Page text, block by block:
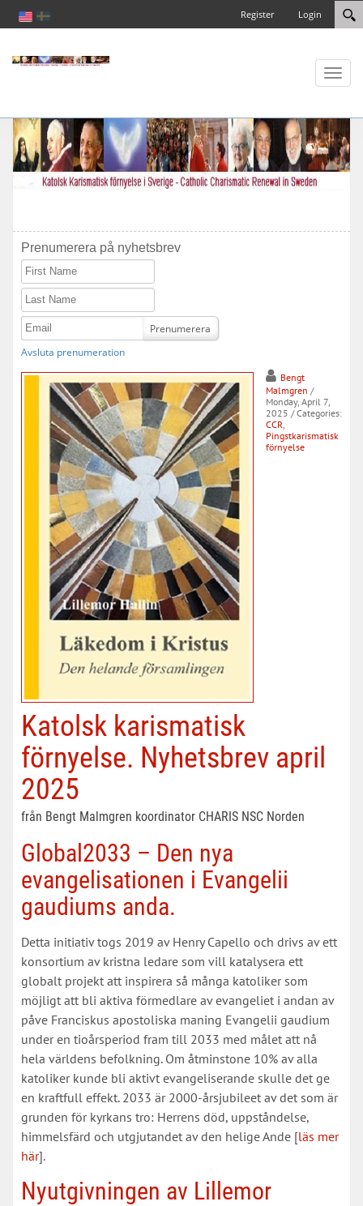
Login
Register
Toggle
Prenumerera på nyhetsbrev
First Name
Last Name
Email
Prenumerera
Avsluta prenumeration
Bengt
Malmgren /
Monday, April 7,
2025 / Categories:
CCR,
Pingstkarismatisk
förnyelse
Katolsk karismatisk
förnyelse. Nyhetsbrev april
2025
från Bengt Malmgren koordinator CHARIS NSC Norden
Global2033 – Den nya
evangelisationen i Evangelii
gaudiums anda.
Detta initiativ togs 2019 av Henry Capello och drivs av ett
konsortium av kristna ledare som vill katalysera ett
globalt projekt att inspirera så många katoliker som
möjligt att bli aktiva förmedlare av evangeliet i andan av
påve Franciskus apostoliska maning Evangelii gaudium
under en tioårsperiod fram till 2033 med målet att nå
hela världens befolkning. Om åtminstone 10% av alla
katoliker kunde bli aktivt evangeliserande skulle det ge
en kraftfull effekt. 2033 är 2000-årsjubileet av det som är
grunden för kyrkans tro: Herrens död, uppståndelse,
himmelsfärd och utgjutandet av den helige Ande [läs mer
här].
Nyutgivningen av Lillemor